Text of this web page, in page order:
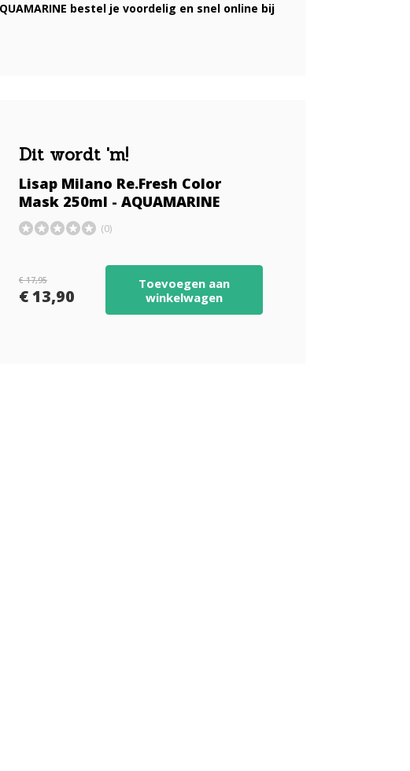
bestel je voordelig en snel online bij
Dit wordt 'm!
Lisap Milano Re.Fresh Color
Mask 250ml - AQUAMARINE
(0)
€ 17,95
€ 13,90
Toevoegen aan
winkelwagen